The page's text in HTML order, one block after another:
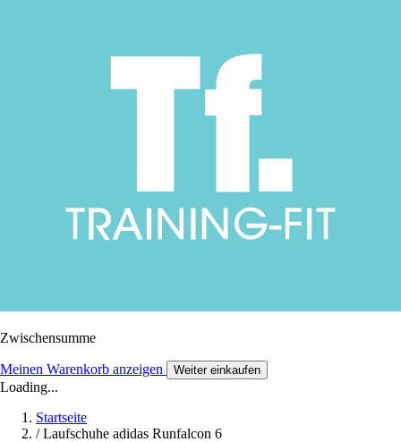
Zwischensumme
Meinen Warenkorb anzeigen Weiter einkaufen
Loading...
Startseite
/ Laufschuhe adidas Runfalcon 6